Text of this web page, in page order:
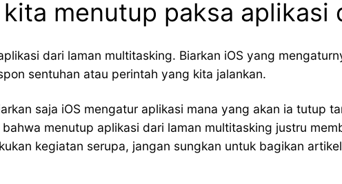
menutup paksa aplikasi
dari laman multitasking. Biarkan iOS yang
sentuhan atau perintah yang kita jalankan.
saja iOS mengatur aplikasi mana yang akan ia tutup
menutup aplikasi dari laman multitasking justru
kegiatan serupa, jangan sungkan untuk bagikan